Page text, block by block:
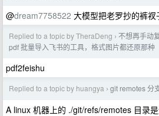
@dream7758522 大模型把老罗抄的裤衩
Replied to a topic by TheraDeng › 不想再手动
pdf 批量导入飞书的工具，格式图片都还原那种
pdf2feishu
Replied to a topic by huangya › git remotes 分
A linux 机器上的 ./git/refs/remotes 目录